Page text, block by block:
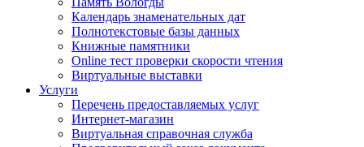
Календарь знаменательных дат
Полнотекстовые базы данных
Книжные памятники
Online тест проверки скорости чтения
Виртуальные выставки
Услуги
Перечень предоставляемых услуг
Интернет-магазин
Виртуальная справочная служба